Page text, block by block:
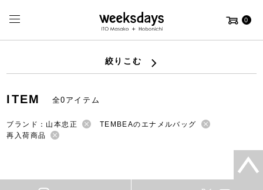
0
絞りこむ
ITEM 全0アイテム
ブランド：山本忠正
TEMBEAのエナメルバッグ
再入荷商品